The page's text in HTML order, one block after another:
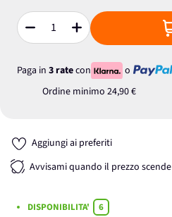
Quantità
Paga in 3 ratecon
o
Ordine minimo 24,90 €
Aggiungi ai preferiti
Avvisami quando il prezzo scende
DISPONIBILITA'
6